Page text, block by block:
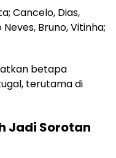
Cancelo, Dias,
Bruno, Vitinha;
betapa
terutama di
Jadi Sorotan